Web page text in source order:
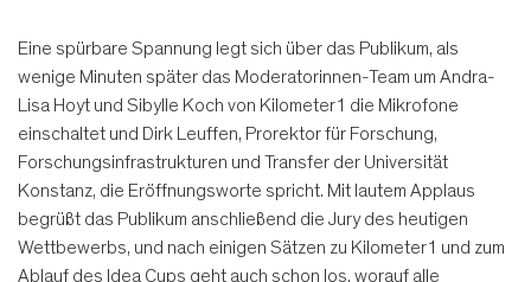
Eine spürbare Spannung legt sich über das Publikum, als
wenige Minuten später das Moderatorinnen-Team um Andra-
Lisa Hoyt und Sibylle Koch von Kilometer1 die Mikrofone
einschaltet und Dirk Leuffen, Prorektor für Forschung,
Forschungsinfrastrukturen und Transfer der Universität
Konstanz, die Eröffnungsworte spricht. Mit lautem Applaus
begrüßt das Publikum anschließend die Jury des heutigen
Wettbewerbs, und nach einigen Sätzen zu Kilometer1 und zum
Ablauf des Idea Cups geht auch schon los, worauf alle